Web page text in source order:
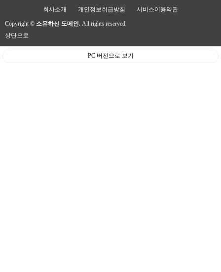
회사소개 개인정보취급방침 서비스이용약관
Copyright © 소유하신 도메인. All rights reserved.
상단으로
PC 버전으로 보기